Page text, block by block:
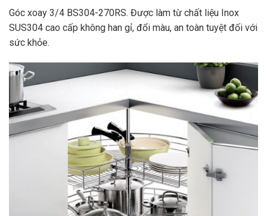
Góc xoay 3/4 BS304-270RS. Được làm từ chất liệu Inox
SUS304 cao cấp không han gỉ, đổi màu, an toàn tuyệt đối với
sức khỏe.